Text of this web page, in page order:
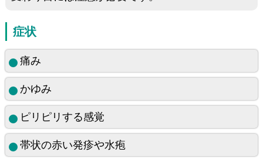
症状
痛み
かゆみ
ピリピリする感覚
帯状の赤い発疹や水疱